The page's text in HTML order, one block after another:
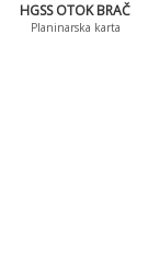
HGSS OTOK BRAČ
Planinarska karta